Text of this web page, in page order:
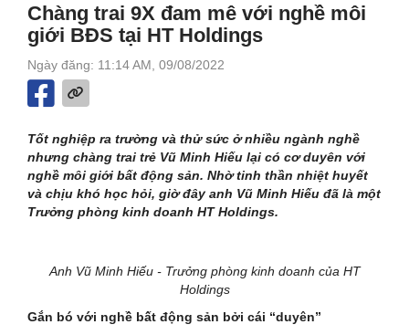
Chàng trai 9X đam mê với nghề môi
giới BĐS tại HT Holdings
Ngày đăng: 11:14 AM, 09/08/2022
Tốt nghiệp ra trường và thử sức ở nhiều ngành nghề
nhưng chàng trai trẻ Vũ Minh Hiếu lại có cơ duyên với
nghề môi giới bất động sản. Nhờ tinh thần nhiệt huyết
và chịu khó học hỏi, giờ đây anh Vũ Minh Hiếu đã là một
Trưởng phòng kinh doanh HT Holdings.
Anh Vũ Minh Hiếu - Trưởng phòng kinh doanh của HT
Holdings
Gắn bó với nghề bất động sản bởi cái “duyên”